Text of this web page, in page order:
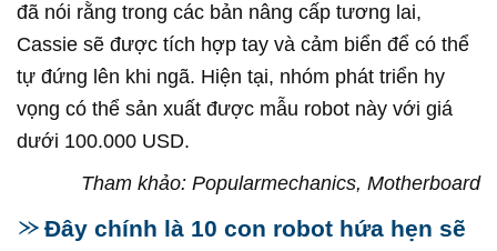
đã nói rằng trong các bản nâng cấp tương lai,
Cassie sẽ được tích hợp tay và cảm biển để có thể
tự đứng lên khi ngã. Hiện tại, nhóm phát triển hy
vọng có thể sản xuất được mẫu robot này với giá
dưới 100.000 USD.
Tham khảo: Popularmechanics, Motherboard
Đây chính là 10 con robot hứa hẹn sẽ